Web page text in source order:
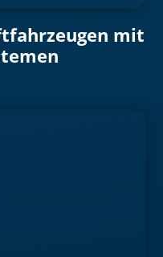
mit